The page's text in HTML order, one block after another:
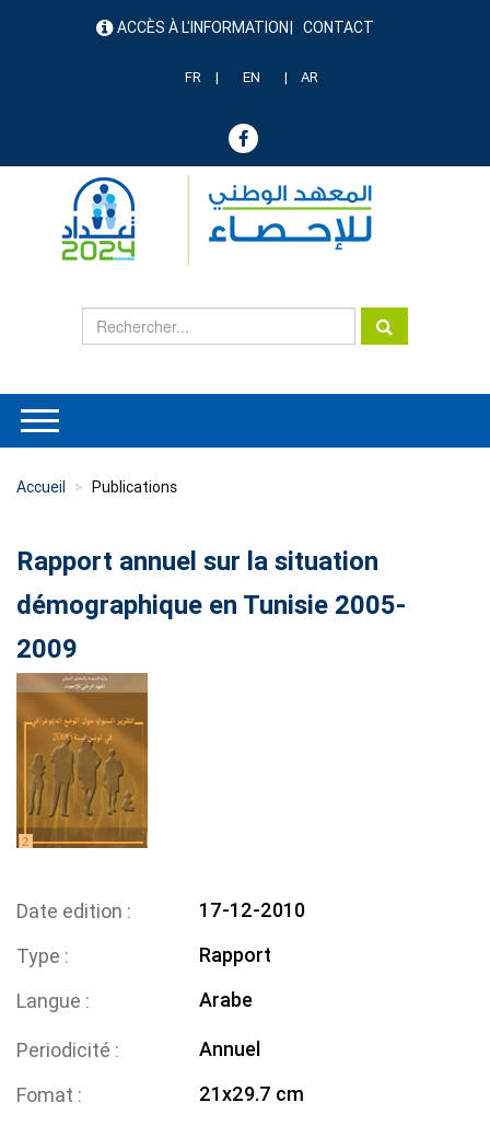
menu ACCÈS À L'INFORMATION CONTACT
FR EN AR
Accueil Publications
Rapport annuel sur la situation
démographique en Tunisie 2005-
2009
Date edition
17-12-2010
Type
Rapport
Langue
Arabe
Periodicité
Annuel
Fomat
21x29.7 cm